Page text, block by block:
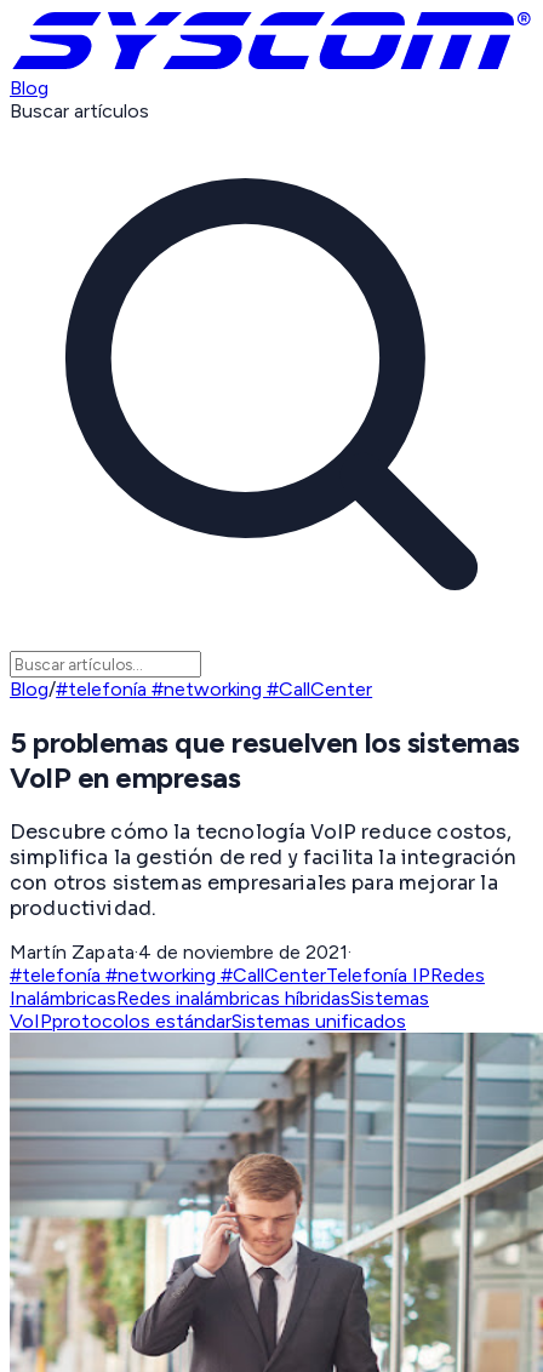
Blog
Buscar artículos
Blog/#telefonía #networking #CallCenter
5 problemas que resuelven los sistemas
VoIP en empresas
Descubre cómo la tecnología VoIP reduce costos,
simplifica la gestión de red y facilita la integración
con otros sistemas empresariales para mejorar la
productividad.
Martín Zapata·4 de noviembre de 2021·
#telefonía #networking #CallCenterTelefonía IPRedes
InalámbricasRedes inalámbricas híbridasSistemas
VoIPprotocolos estándarSistemas unificados